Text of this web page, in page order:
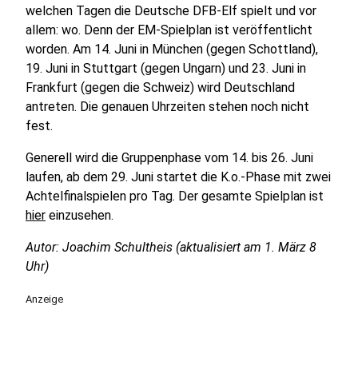
welchen Tagen die Deutsche DFB-Elf spielt und vor
allem: wo. Denn der EM-Spielplan ist veröffentlicht
worden. Am 14. Juni in München (gegen Schottland),
19. Juni in Stuttgart (gegen Ungarn) und 23. Juni in
Frankfurt (gegen die Schweiz) wird Deutschland
antreten. Die genauen Uhrzeiten stehen noch nicht
fest.
Generell wird die Gruppenphase vom 14. bis 26. Juni
laufen, ab dem 29. Juni startet die K.o.-Phase mit zwei
Achtelfinalspielen pro Tag. Der gesamte Spielplan ist
hier einzusehen.
Autor: Joachim Schultheis (aktualisiert am 1. März 8
Uhr)
Anzeige